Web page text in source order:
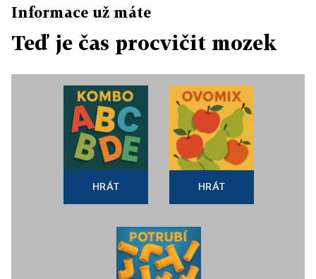
Informace už máte
Teď je čas procvičit mozek
HRÁT HRÁT